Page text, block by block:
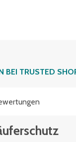
BEI TRUSTED